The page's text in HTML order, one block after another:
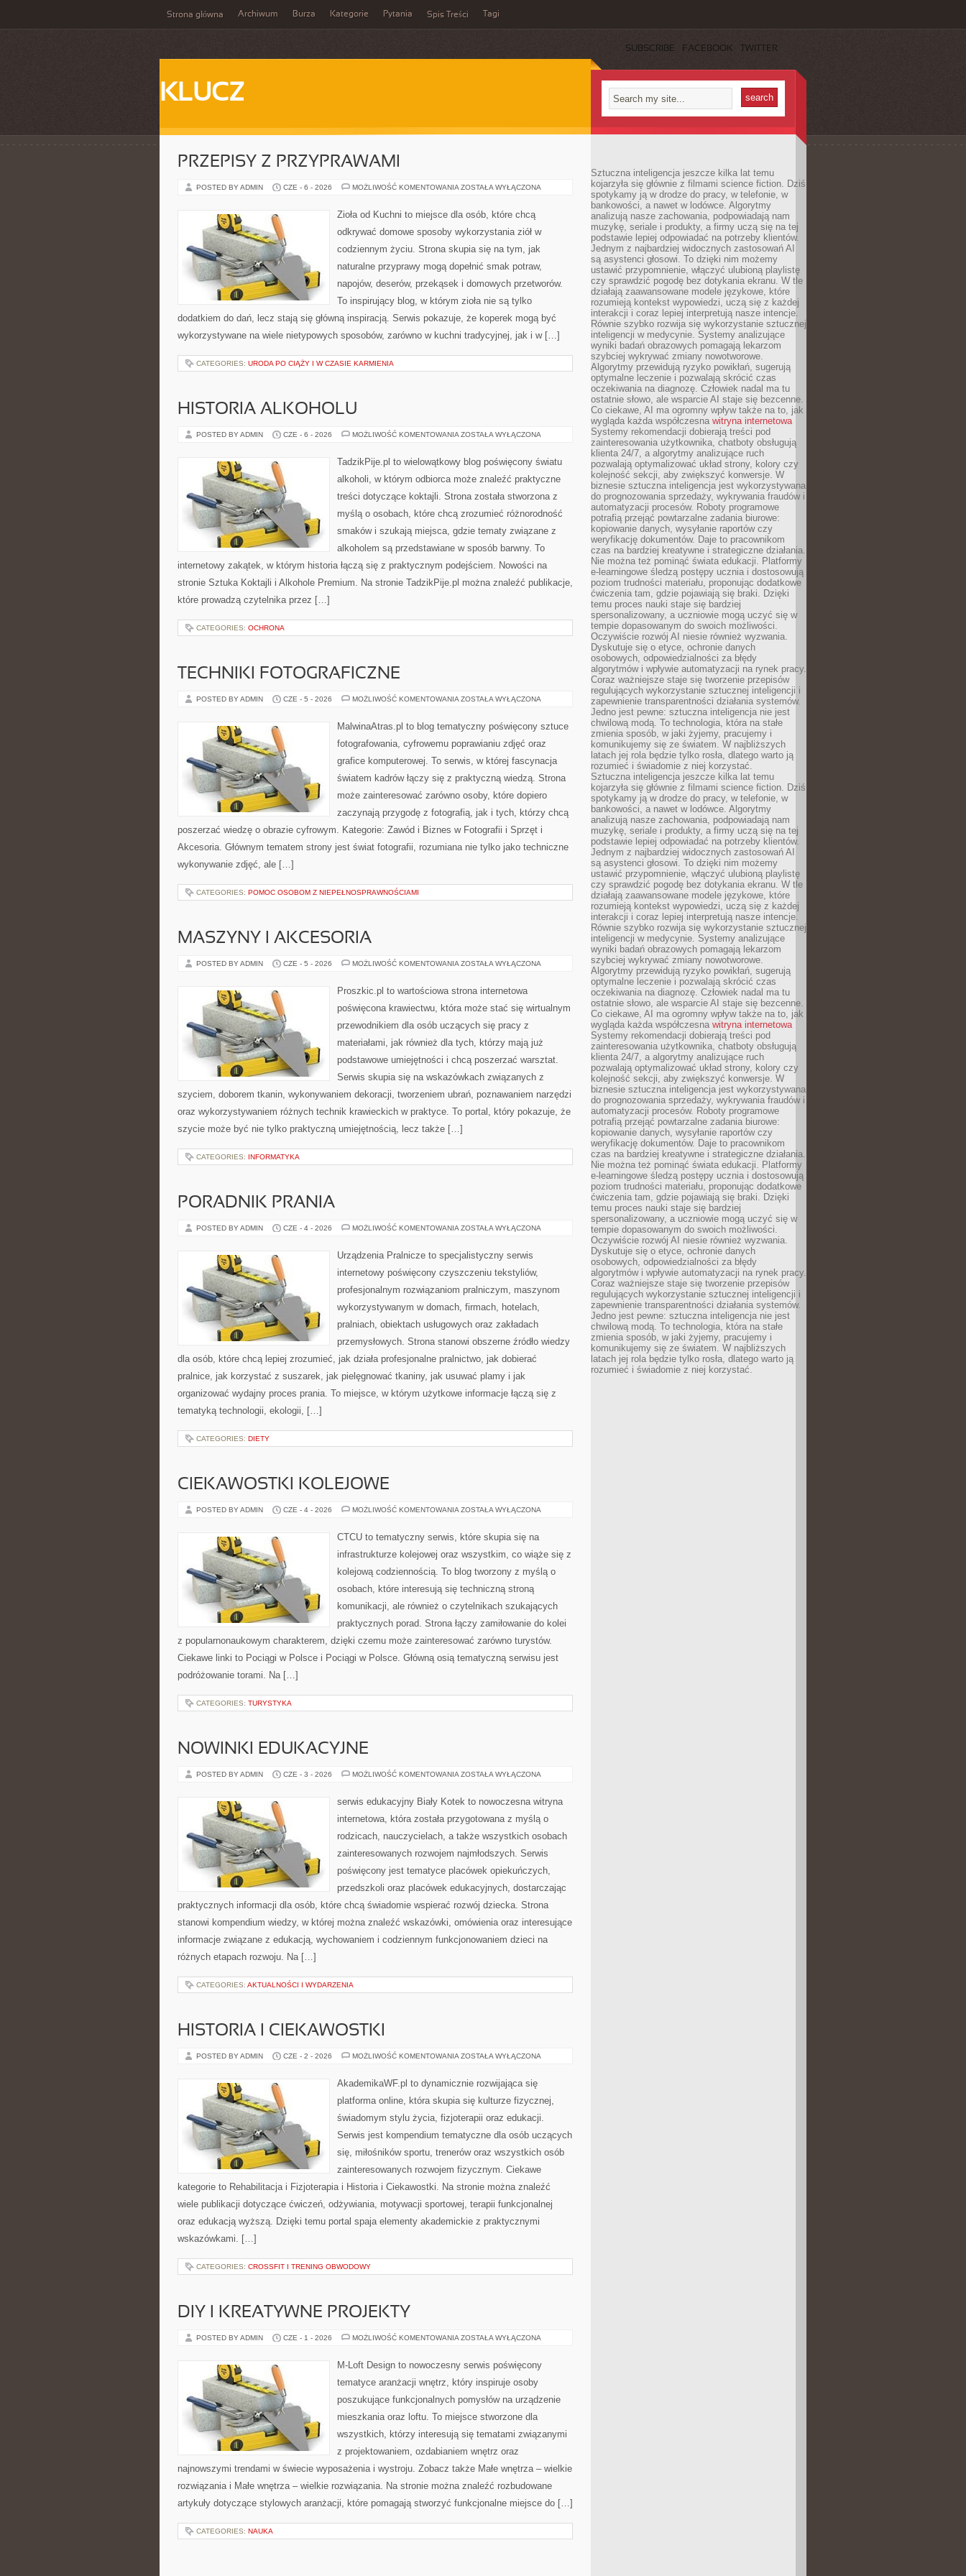
Strona główna Archiwum Burza Kategorie Pytania Spis Treści Tagi
SUBSCRIBE FACEBOOK TWITTER
KLUCZ
PRZEPISY Z PRZYPRAWAMI
POSTED BY ADMIN CZE - 6 - 2026 MOŻLIWOŚĆ KOMENTOWANIA PRZEPISY
ZOSTAŁA WYŁĄCZONA
Zioła od Kuchni to miejsce dla osób, które chcą
odkrywać domowe sposoby wykorzystania ziół w
codziennym życiu. Strona skupia się na tym, jak
naturalne przyprawy mogą dopełnić smak potraw,
napojów, deserów, przekąsek i domowych przetworów.
To inspirujący blog, w którym zioła nie są tylko
dodatkiem do dań, lecz stają się główną inspiracją. Serwis pokazuje, że koperek mogą być
wykorzystywane na wiele nietypowych sposobów, zarówno w kuchni tradycyjnej, jak i w […]
CATEGORIES: URODA PO CIĄŻY I W CZASIE KARMIENIA
HISTORIA ALKOHOLU
POSTED BY ADMIN CZE - 6 - 2026 MOŻLIWOŚĆ KOMENTOWANIA HISTORIA
ZOSTAŁA WYŁĄCZONA
TadzikPije.pl to wielowątkowy blog poświęcony światu
alkoholi, w którym odbiorca może znaleźć praktyczne
treści dotyczące koktajli. Strona została stworzona z
myślą o osobach, które chcą zrozumieć różnorodność
smaków i szukają miejsca, gdzie tematy związane z
alkoholem są przedstawiane w sposób barwny. To
internetowy zakątek, w którym historia łączą się z praktycznym podejściem. Nowości na
stronie Sztuka Koktajli i Alkohole Premium. Na stronie TadzikPije.pl można znaleźć publikacje,
które prowadzą czytelnika przez […]
CATEGORIES: OCHRONA
TECHNIKI FOTOGRAFICZNE
POSTED BY ADMIN CZE - 5 - 2026 MOŻLIWOŚĆ KOMENTOWANIA TECHNIKI
ZOSTAŁA WYŁĄCZONA
MalwinaAtras.pl to blog tematyczny poświęcony sztuce
fotografowania, cyfrowemu poprawianiu zdjęć oraz
grafice komputerowej. To serwis, w której fascynacja
światem kadrów łączy się z praktyczną wiedzą. Strona
może zainteresować zarówno osoby, które dopiero
zaczynają przygodę z fotografią, jak i tych, którzy chcą
poszerzać wiedzę o obrazie cyfrowym. Kategorie: Zawód i Biznes w Fotografii i Sprzęt i
Akcesoria. Głównym tematem strony jest świat fotografii, rozumiana nie tylko jako techniczne
wykonywanie zdjęć, ale […]
CATEGORIES: POMOC OSOBOM Z NIEPEŁNOSPRAWNOŚCIAMI
MASZYNY I AKCESORIA
POSTED BY ADMIN CZE - 5 - 2026 MOŻLIWOŚĆ KOMENTOWANIA MASZYNY
ZOSTAŁA WYŁĄCZONA
Proszkic.pl to wartościowa strona internetowa
poświęcona krawiectwu, która może stać się wirtualnym
przewodnikiem dla osób uczących się pracy z
materiałami, jak również dla tych, którzy mają już
podstawowe umiejętności i chcą poszerzać warsztat.
Serwis skupia się na wskazówkach związanych z
szyciem, doborem tkanin, wykonywaniem dekoracji, tworzeniem ubrań, poznawaniem narzędzi
oraz wykorzystywaniem różnych technik krawieckich w praktyce. To portal, który pokazuje, że
szycie może być nie tylko praktyczną umiejętnością, lecz także […]
CATEGORIES: INFORMATYKA
PORADNIK PRANIA
POSTED BY ADMIN CZE - 4 - 2026 MOŻLIWOŚĆ KOMENTOWANIA PORADNIK
ZOSTAŁA WYŁĄCZONA
Urządzenia Pralnicze to specjalistyczny serwis
internetowy poświęcony czyszczeniu tekstyliów,
profesjonalnym rozwiązaniom pralniczym, maszynom
wykorzystywanym w domach, firmach, hotelach,
pralniach, obiektach usługowych oraz zakładach
przemysłowych. Strona stanowi obszerne źródło wiedzy
dla osób, które chcą lepiej zrozumieć, jak działa profesjonalne pralnictwo, jak dobierać
pralnice, jak korzystać z suszarek, jak pielęgnować tkaniny, jak usuwać plamy i jak
organizować wydajny proces prania. To miejsce, w którym użytkowe informacje łączą się z
tematyką technologii, ekologii, […]
CATEGORIES: DIETY
CIEKAWOSTKI KOLEJOWE
POSTED BY ADMIN CZE - 4 - 2026 MOŻLIWOŚĆ KOMENTOWANIA CIEKAWOSTKI
ZOSTAŁA WYŁĄCZONA
CTCU to tematyczny serwis, które skupia się na
infrastrukturze kolejowej oraz wszystkim, co wiąże się z
kolejową codziennością. To blog tworzony z myślą o
osobach, które interesują się techniczną stroną
komunikacji, ale również o czytelnikach szukających
praktycznych porad. Strona łączy zamiłowanie do kolei
z popularnonaukowym charakterem, dzięki czemu może zainteresować zarówno turystów.
Ciekawe linki to Pociągi w Polsce i Pociągi w Polsce. Główną osią tematyczną serwisu jest
podróżowanie torami. Na […]
CATEGORIES: TURYSTYKA
NOWINKI EDUKACYJNE
POSTED BY ADMIN CZE - 3 - 2026 MOŻLIWOŚĆ KOMENTOWANIA NOWINKI
ZOSTAŁA WYŁĄCZONA
serwis edukacyjny Biały Kotek to nowoczesna witryna
internetowa, która została przygotowana z myślą o
rodzicach, nauczycielach, a także wszystkich osobach
zainteresowanych rozwojem najmłodszych. Serwis
poświęcony jest tematyce placówek opiekuńczych,
przedszkoli oraz placówek edukacyjnych, dostarczając
praktycznych informacji dla osób, które chcą świadomie wspierać rozwój dziecka. Strona
stanowi kompendium wiedzy, w której można znaleźć wskazówki, omówienia oraz interesujące
informacje związane z edukacją, wychowaniem i codziennym funkcjonowaniem dzieci na
różnych etapach rozwoju. Na […]
CATEGORIES: AKTUALNOŚCI I WYDARZENIA
HISTORIA I CIEKAWOSTKI
POSTED BY ADMIN CZE - 2 - 2026 MOŻLIWOŚĆ KOMENTOWANIA HISTORIA
ZOSTAŁA WYŁĄCZONA
AkademikaWF.pl to dynamicznie rozwijająca się
platforma online, która skupia się kulturze fizycznej,
świadomym stylu życia, fizjoterapii oraz edukacji.
Serwis jest kompendium tematyczne dla osób uczących
się, miłośników sportu, trenerów oraz wszystkich osób
zainteresowanych rozwojem fizycznym. Ciekawe
kategorie to Rehabilitacja i Fizjoterapia i Historia i Ciekawostki. Na stronie można znaleźć
wiele publikacji dotyczące ćwiczeń, odżywiania, motywacji sportowej, terapii funkcjonalnej
oraz edukacją wyższą. Dzięki temu portal spaja elementy akademickie z praktycznymi
wskazówkami. […]
CATEGORIES: CROSSFIT I TRENING OBWODOWY
DIY I KREATYWNE PROJEKTY
POSTED BY ADMIN CZE - 1 - 2026 MOŻLIWOŚĆ KOMENTOWANIA DIY
PROJEKTY
ZOSTAŁA WYŁĄCZONA
M-Loft Design to nowoczesny serwis poświęcony
tematyce aranżacji wnętrz, który inspiruje osoby
poszukujące funkcjonalnych pomysłów na urządzenie
mieszkania oraz loftu. To miejsce stworzone dla
wszystkich, którzy interesują się tematami związanymi
z projektowaniem, ozdabianiem wnętrz oraz
najnowszymi trendami w świecie wyposażenia i wystroju. Zobacz także Małe wnętrza – wielkie
rozwiązania i Małe wnętrza – wielkie rozwiązania. Na stronie można znaleźć rozbudowane
artykuły dotyczące stylowych aranżacji, które pomagają stworzyć funkcjonalne miejsce do […]
CATEGORIES: NAUKA
Sztuczna inteligencja jeszcze kilka lat temu
kojarzyła się głównie z filmami science fiction. Dziś
spotykamy ją w drodze do pracy, w telefonie, w
bankowości, a nawet w lodówce. Algorytmy
analizują nasze zachowania, podpowiadają nam
muzykę, seriale i produkty, a firmy uczą się na tej
podstawie lepiej odpowiadać na potrzeby klientów.
Jednym z najbardziej widocznych zastosowań AI
są asystenci głosowi. To dzięki nim możemy
ustawić przypomnienie, włączyć ulubioną playlistę
czy sprawdzić pogodę bez dotykania ekranu. W tle
działają zaawansowane modele językowe, które
rozumieją kontekst wypowiedzi, uczą się z każdej
interakcji i coraz lepiej interpretują nasze intencje.
Równie szybko rozwija się wykorzystanie sztucznej
inteligencji w medycynie. Systemy analizujące
wyniki badań obrazowych pomagają lekarzom
szybciej wykrywać zmiany nowotworowe.
Algorytmy przewidują ryzyko powikłań, sugerują
optymalne leczenie i pozwalają skrócić czas
oczekiwania na diagnozę. Człowiek nadal ma tu
ostatnie słowo, ale wsparcie AI staje się bezcenne.
Co ciekawe, AI ma ogromny wpływ także na to, jak
wygląda każda współczesna witryna internetowa
Systemy rekomendacji dobierają treści pod
zainteresowania użytkownika, chatboty obsługują
klienta 24/7, a algorytmy analizujące ruch
pozwalają optymalizować układ strony, kolory czy
kolejność sekcji, aby zwiększyć konwersje. W
biznesie sztuczna inteligencja jest wykorzystywana
do prognozowania sprzedaży, wykrywania fraudów i
automatyzacji procesów. Roboty programowe
potrafią przejąć powtarzalne zadania biurowe:
kopiowanie danych, wysyłanie raportów czy
weryfikację dokumentów. Daje to pracownikom
czas na bardziej kreatywne i strategiczne działania.
Nie można też pominąć świata edukacji. Platformy
e-learningowe śledzą postępy ucznia i dostosowują
poziom trudności materiału, proponując dodatkowe
ćwiczenia tam, gdzie pojawiają się braki. Dzięki
temu proces nauki staje się bardziej
spersonalizowany, a uczniowie mogą uczyć się w
tempie dopasowanym do swoich możliwości.
Oczywiście rozwój AI niesie również wyzwania.
Dyskutuje się o etyce, ochronie danych
osobowych, odpowiedzialności za błędy
algorytmów i wpływie automatyzacji na rynek pracy.
Coraz ważniejsze staje się tworzenie przepisów
regulujących wykorzystanie sztucznej inteligencji i
zapewnienie transparentności działania systemów.
Jedno jest pewne: sztuczna inteligencja nie jest
chwilową modą. To technologia, która na stałe
zmienia sposób, w jaki żyjemy, pracujemy i
komunikujemy się ze światem. W najbliższych
latach jej rola będzie tylko rosła, dlatego warto ją
rozumieć i świadomie z niej korzystać.
Sztuczna inteligencja jeszcze kilka lat temu
kojarzyła się głównie z filmami science fiction. Dziś
spotykamy ją w drodze do pracy, w telefonie, w
bankowości, a nawet w lodówce. Algorytmy
analizują nasze zachowania, podpowiadają nam
muzykę, seriale i produkty, a firmy uczą się na tej
podstawie lepiej odpowiadać na potrzeby klientów.
Jednym z najbardziej widocznych zastosowań AI
są asystenci głosowi. To dzięki nim możemy
ustawić przypomnienie, włączyć ulubioną playlistę
czy sprawdzić pogodę bez dotykania ekranu. W tle
działają zaawansowane modele językowe, które
rozumieją kontekst wypowiedzi, uczą się z każdej
interakcji i coraz lepiej interpretują nasze intencje.
Równie szybko rozwija się wykorzystanie sztucznej
inteligencji w medycynie. Systemy analizujące
wyniki badań obrazowych pomagają lekarzom
szybciej wykrywać zmiany nowotworowe.
Algorytmy przewidują ryzyko powikłań, sugerują
optymalne leczenie i pozwalają skrócić czas
oczekiwania na diagnozę. Człowiek nadal ma tu
ostatnie słowo, ale wsparcie AI staje się bezcenne.
Co ciekawe, AI ma ogromny wpływ także na to, jak
wygląda każda współczesna witryna internetowa
Systemy rekomendacji dobierają treści pod
zainteresowania użytkownika, chatboty obsługują
klienta 24/7, a algorytmy analizujące ruch
pozwalają optymalizować układ strony, kolory czy
kolejność sekcji, aby zwiększyć konwersje. W
biznesie sztuczna inteligencja jest wykorzystywana
do prognozowania sprzedaży, wykrywania fraudów i
automatyzacji procesów. Roboty programowe
potrafią przejąć powtarzalne zadania biurowe:
kopiowanie danych, wysyłanie raportów czy
weryfikację dokumentów. Daje to pracownikom
czas na bardziej kreatywne i strategiczne działania.
Nie można też pominąć świata edukacji. Platformy
e-learningowe śledzą postępy ucznia i dostosowują
poziom trudności materiału, proponując dodatkowe
ćwiczenia tam, gdzie pojawiają się braki. Dzięki
temu proces nauki staje się bardziej
spersonalizowany, a uczniowie mogą uczyć się w
tempie dopasowanym do swoich możliwości.
Oczywiście rozwój AI niesie również wyzwania.
Dyskutuje się o etyce, ochronie danych
osobowych, odpowiedzialności za błędy
algorytmów i wpływie automatyzacji na rynek pracy.
Coraz ważniejsze staje się tworzenie przepisów
regulujących wykorzystanie sztucznej inteligencji i
zapewnienie transparentności działania systemów.
Jedno jest pewne: sztuczna inteligencja nie jest
chwilową modą. To technologia, która na stałe
zmienia sposób, w jaki żyjemy, pracujemy i
komunikujemy się ze światem. W najbliższych
latach jej rola będzie tylko rosła, dlatego warto ją
rozumieć i świadomie z niej korzystać.